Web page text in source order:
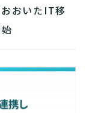
おいたIT移